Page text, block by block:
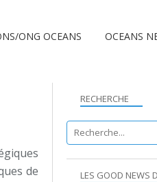
ONG OCEANS OCEANS
de
RECHERCHE
LES GOOD NEWS